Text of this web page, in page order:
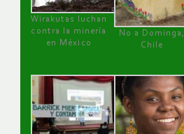
Wirakutas luchan
contra la minería
en México
No a Dominga,
Chile